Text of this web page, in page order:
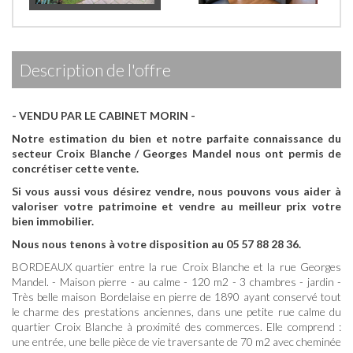
description de l'offre
- VENDU PAR LE CABINET MORIN -
Notre estimation du bien et notre parfaite connaissance du
secteur Croix Blanche / Georges Mandel nous ont permis de
concrétiser cette vente.
Si vous aussi vous désirez vendre, nous pouvons vous aider à
valoriser votre patrimoine et vendre au meilleur prix votre
bien immobilier.
Nous nous tenons à votre disposition au 05 57 88 28 36.
BORDEAUX quartier entre la rue Croix Blanche et la rue Georges
Mandel. - Maison pierre - au calme - 120 m2 - 3 chambres - jardin -
Très belle maison Bordelaise en pierre de 1890 ayant conservé tout
le charme des prestations anciennes, dans une petite rue calme du
quartier Croix Blanche à proximité des commerces. Elle comprend :
une entrée, une belle pièce de vie traversante de 70 m2 avec cheminée